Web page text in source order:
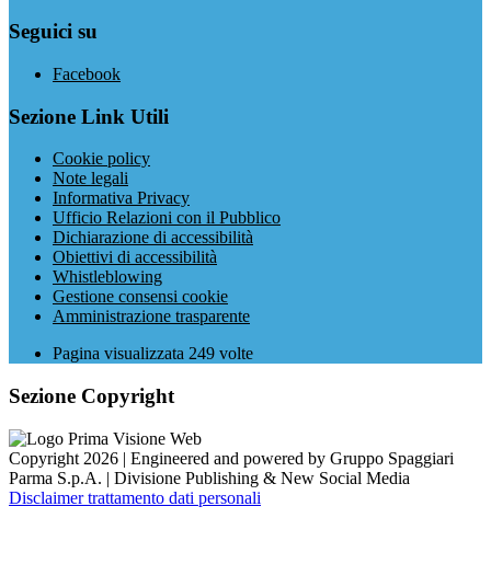
Seguici su
Facebook
Sezione Link Utili
Cookie policy
Note legali
Informativa Privacy
Ufficio Relazioni con il Pubblico
Dichiarazione di accessibilità
Obiettivi di accessibilità
Whistleblowing
Gestione consensi cookie
Amministrazione trasparente
Pagina visualizzata 249 volte
Sezione Copyright
Copyright 2026 | Engineered and powered by Gruppo Spaggiari
Parma S.p.A. | Divisione Publishing & New Social Media
Disclaimer trattamento dati personali